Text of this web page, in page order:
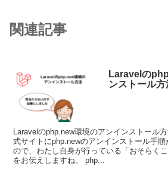
関連記事
Laravelの
ンストール方
Laravelのphp.new環境のアンインストール
式サイトにphp.newのアンインストール手
ので、わたし自身が行っている「おそらく
をお伝えしますね。 php...